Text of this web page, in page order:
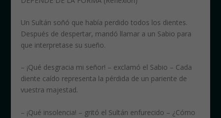
Un Sultán soñó que habí­a perdido todos los dientes.
Después de despertar, mandó llamar a un Sabio para
que interpretase su sueño.
– ¡Qué desgracia mi señor! – exclamó el Sabio – Cada
diente caí­do representa la pérdida de un pariente de
vuestra majestad.
– ¡Qué insolencia! – gritó el Sultán enfurecido – ¿Cómo